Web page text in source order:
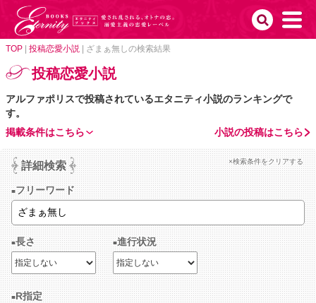
TOP 投稿恋愛小説 ざまぁ無しの検索結果
投稿恋愛小説
アルファポリスで投稿されているエタニティ小説のランキングで
す。
小説の投稿はこちら
掲載条件はこちら
詳細検索 ×検索条件をクリアする
フリーワード
長さ 進行状況
R指定